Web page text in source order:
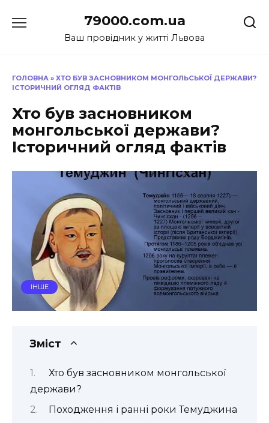
до
79000.com.ua
Ваш провідник у житті Львова
ГОЛОВНА » ХТО БУВ ЗАСНОВНИКОМ МОНГОЛЬСЬКОЇ ДЕРЖАВИ?
ІСТОРИЧНИЙ ОГЛЯД ФАКТІВ
Хто був засновником
монгольської держави?
Історичний огляд фактів
ІНШЕ
Зміст
Хто був засновником монгольської
держави?
Походження і ранні роки Темуджина